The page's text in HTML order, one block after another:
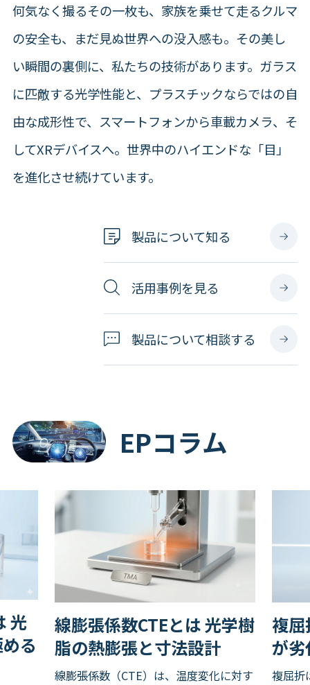
何気なく撮るその一枚も、家族を乗せて走るクルマ
の安全も、まだ見ぬ世界への没入感も。その美し
い瞬間の裏側に、私たちの技術があります。ガラス
に匹敵する光学性能と、プラスチックならではの自
由な成形性で、スマートフォンから車載カメラ、そ
してXRデバイスへ。世界中のハイエンドな「目」
を進化させ続けています。
製品について知る
活用事例を見る
製品について相談する
EPコラム
光
る
線膨張係数CTEとは 光学樹
脂の熱膨張と寸法設計
線膨張係数（CTE）は、温度変化に対す
複
が
複屈折